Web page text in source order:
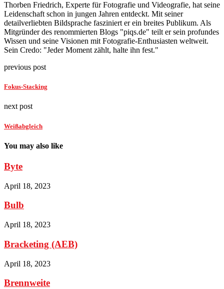
Thorben Friedrich, Experte für Fotografie und Videografie, hat seine
Leidenschaft schon in jungen Jahren entdeckt. Mit seiner
detailverliebten Bildsprache fasziniert er ein breites Publikum. Als
Mitgründer des renommierten Blogs "piqs.de" teilt er sein profundes
Wissen und seine Visionen mit Fotografie-Enthusiasten weltweit.
Sein Credo: "Jeder Moment zählt, halte ihn fest."
previous post
Fokus-Stacking
next post
Weißabgleich
You may also like
Byte
April 18, 2023
Bulb
April 18, 2023
Bracketing (AEB)
April 18, 2023
Brennweite